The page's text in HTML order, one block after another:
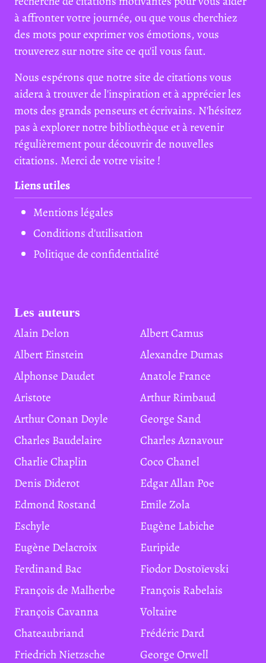
à affronter votre journée, ou que vous cherchiez
des mots pour exprimer vos émotions, vous
trouverez sur notre site ce qu'il vous faut.
Nous espérons que notre site de citations vous
aidera à trouver de l'inspiration et à apprécier les
mots des grands penseurs et écrivains. N'hésitez
pas à explorer notre bibliothèque et à revenir
régulièrement pour découvrir de nouvelles
citations. Merci de votre visite !
Liens utiles
Mentions légales
Conditions d'utilisation
Politique de confidentialité
Les auteurs
Alain Delon
Albert Camus
Albert Einstein
Alexandre Dumas
Alphonse Daudet
Anatole France
Aristote
Arthur Rimbaud
Arthur Conan Doyle
George Sand
Charles Baudelaire
Charles Aznavour
Charlie Chaplin
Coco Chanel
Denis Diderot
Edgar Allan Poe
Edmond Rostand
Emile Zola
Eschyle
Eugène Labiche
Eugène Delacroix
Euripide
Ferdinand Bac
Fiodor Dostoïevski
François de Malherbe
François Rabelais
François Cavanna
Voltaire
Chateaubriand
Frédéric Dard
Friedrich Nietzsche
George Orwell